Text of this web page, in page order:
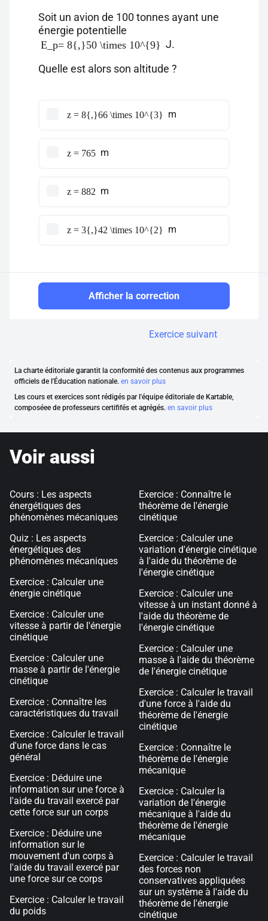
Soit un avion de 100 tonnes ayant une
énergie potentielle
E_p= 8{,}50 \times 10^{9} J.
Quelle est alors son altitude ?
z = 8{,}66 \times 10^{3} m
z = 765 m
z = 882 m
z = 3{,}42 \times 10^{2} m
Afficher la correction
Exercice suivant
La charte éditoriale garantit la conformité des contenus aux programmes
officiels de l'Éducation nationale. en savoir plus
Les cours et exercices sont rédigés par l'équipe éditoriale de Kartable,
composéee de professeurs certififés et agrégés. en savoir plus
Voir aussi
Cours : Les aspects
énergétiques des
phénomènes mécaniques
Quiz : Les aspects
énergétiques des
phénomènes mécaniques
Exercice : Calculer une
énergie cinétique
Exercice : Calculer une
vitesse à partir de l'énergie
cinétique
Exercice : Calculer une
masse à partir de l'énergie
cinétique
Exercice : Connaître les
caractéristiques du travail
Exercice : Calculer le travail
d'une force dans le cas
général
Exercice : Déduire une
information sur une force à
l'aide du travail exercé par
cette force sur un corps
Exercice : Déduire une
information sur le
mouvement d'un corps à
l'aide du travail exercé par
une force sur ce corps
Exercice : Calculer le travail
du poids
Exercice : Connaître le
théorème de l'énergie
cinétique
Exercice : Calculer une
variation d'énergie cinétique
à l'aide du théorème de
l'énergie cinétique
Exercice : Calculer une
vitesse à un instant donné à
l'aide du théorème de
l'énergie cinétique
Exercice : Calculer une
masse à l'aide du théorème
de l'énergie cinétique
Exercice : Calculer le travail
d'une force à l'aide du
théorème de l'énergie
cinétique
Exercice : Connaître le
théorème de l'énergie
mécanique
Exercice : Calculer la
variation de l'énergie
mécanique à l'aide du
théorème de l'énergie
mécanique
Exercice : Calculer le travail
des forces non
conservatives appliquées
sur un système à l'aide du
théorème de l'énergie
cinétique